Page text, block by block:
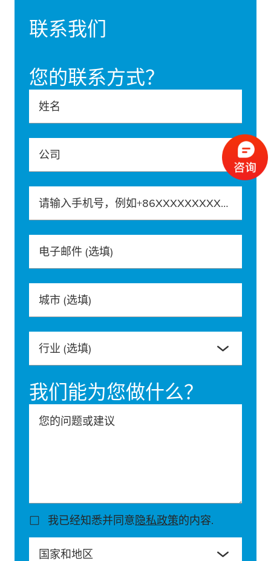
联系我们
您的联系方式？
姓名
公司
请输入手机号，例如+86XXXXXXXXXXX
电子邮件 (选填)
城市 (选填)
行业 (选填)
我们能为您做什么？
您的问题或建议
我已经知悉并同意隐私政策的内容.
国家和地区